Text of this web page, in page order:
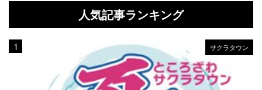
人気記事ランキング
サクラタウン